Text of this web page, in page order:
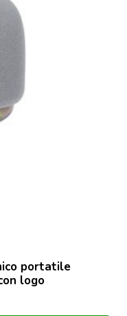
portatile
logo